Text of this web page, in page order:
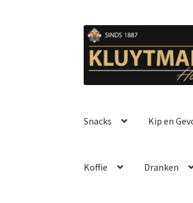
Ga
door
naar
Ga
naar
de
Snacks Kip en
Koffie Dranken